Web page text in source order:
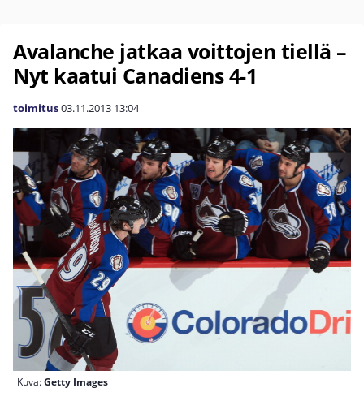
Avalanche jatkaa voittojen tiellä –
Nyt kaatui Canadiens 4-1
toimitus03.11.2013 13:04
Kuva:Getty Images